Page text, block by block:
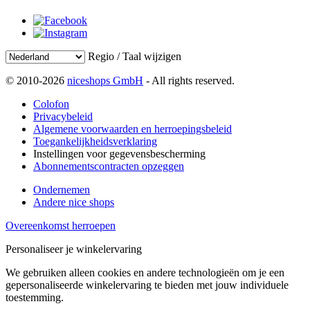
Regio / Taal wijzigen
© 2010-2026 niceshops GmbH - All rights reserved.
Colofon
Privacybeleid
Algemene voorwaarden en herroepingsbeleid
Toegankelijkheidsverklaring
Instellingen voor gegevensbescherming
Abonnementscontracten opzeggen
Ondernemen
Andere nice shops
Overeenkomst herroepen
Personaliseer je winkelervaring
We gebruiken alleen cookies en andere technologieën om je een
gepersonaliseerde winkelervaring te bieden met jouw individuele
toestemming.